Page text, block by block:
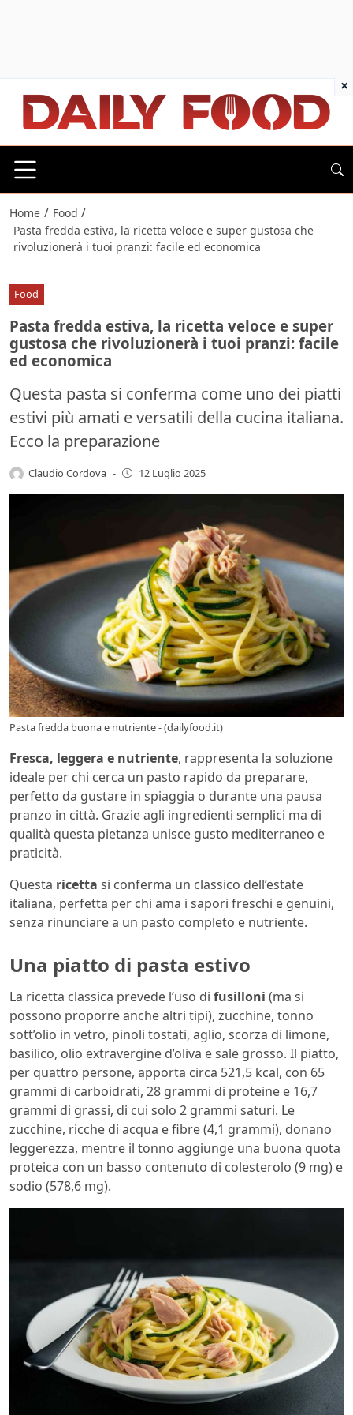
Home / Food /
Pasta fredda estiva, la ricetta veloce e super gustosa che
rivoluzionerà i tuoi pranzi: facile ed economica
Food
Pasta fredda estiva, la ricetta veloce e super
gustosa che rivoluzionerà i tuoi pranzi: facile
ed economica
Questa pasta si conferma come uno dei piatti
estivi più amati e versatili della cucina italiana.
Ecco la preparazione
Claudio Cordova - 12 Luglio 2025
Pasta fredda buona e nutriente - (dailyfood.it)
Fresca, leggera e nutriente, rappresenta la soluzione
ideale per chi cerca un pasto rapido da preparare,
perfetto da gustare in spiaggia o durante una pausa
pranzo in città. Grazie agli ingredienti semplici ma di
qualità questa pietanza unisce gusto mediterraneo e
praticità.
Questa ricetta si conferma un classico dell’estate
italiana, perfetta per chi ama i sapori freschi e genuini,
senza rinunciare a un pasto completo e nutriente.
Una piatto di pasta estivo
La ricetta classica prevede l’uso di fusilloni (ma si
possono proporre anche altri tipi), zucchine, tonno
sott’olio in vetro, pinoli tostati, aglio, scorza di limone,
basilico, olio extravergine d’oliva e sale grosso. Il piatto,
per quattro persone, apporta circa 521,5 kcal, con 65
grammi di carboidrati, 28 grammi di proteine e 16,7
grammi di grassi, di cui solo 2 grammi saturi. Le
zucchine, ricche di acqua e fibre (4,1 grammi), donano
leggerezza, mentre il tonno aggiunge una buona quota
proteica con un basso contenuto di colesterolo (9 mg) e
sodio (578,6 mg).
×